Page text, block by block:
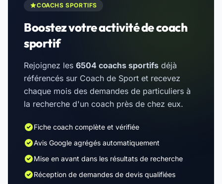
COACHS SPORTIFS
Boostez votre activité de coach
sportif
Rejoignez les 6504 coachs sportifs déjà
référencés sur Coach de Sport et recevez
chaque mois des demandes de particuliers à
la recherche d'un coach près de chez eux.
Fiche coach complète et vérifiée
Avis Google agrégés automatiquement
Mise en avant dans les résultats de recherche
Réception de demandes de devis qualifiées